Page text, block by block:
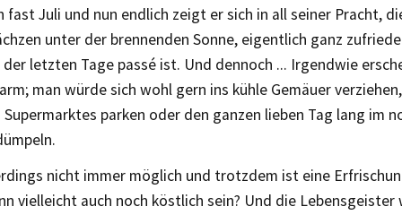
fast Juli und nun endlich zeigt er sich in all seiner Pracht,
unter der brennenden Sonne, eigentlich ganz
letzten Tage passé ist. Und dennoch ... Irgendwie
man würde sich wohl gern ins kühle Gemäuer
Supermarktes parken oder den ganzen lieben Tag lang im
nicht immer möglich und trotzdem ist eine
vielleicht auch noch köstlich sein? Und die Lebensgeister